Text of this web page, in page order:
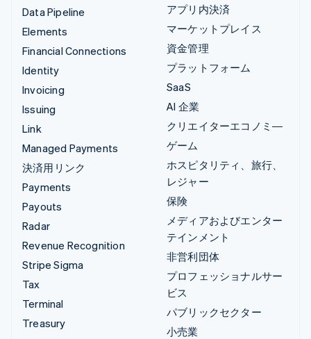
Data Pipeline
Elements
Financial Connections
Identity
Invoicing
Issuing
Link
Managed Payments
決済用リンク
Payments
Payouts
Radar
Revenue Recognition
Stripe Sigma
Tax
Terminal
Treasury
アプリ内決済
マーケットプレイス
資金管理
プラットフォーム
SaaS
AI 企業
クリエイターエコノミ―
ゲーム
ホスピタリティ、旅行、
レジャー
保険
メディアおよびエンター
テインメント
非営利団体
プロフェッショナルサー
ビス
パブリックセクター
小売業